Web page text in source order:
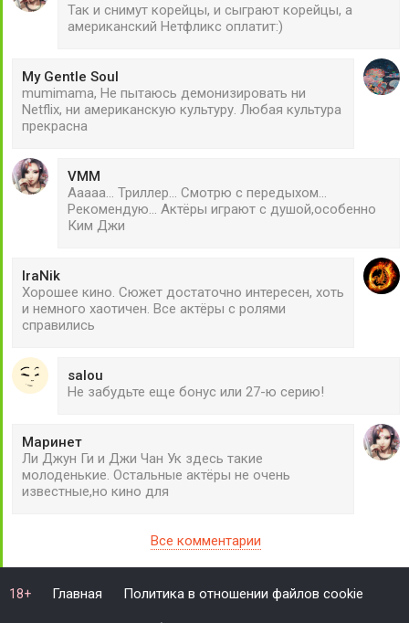
Так и снимут корейцы, и сыграют корейцы, а
американский Нетфликс оплатит:)
My Gentle Soul
mumimama, Не пытаюсь демонизировать ни
Netflix, ни американскую культуру. Любая культура
прекрасна
VMM
Ааааа... Триллер... Смотрю с передыхом...
Рекомендую... Актёры играют с душой,особенно
Ким Джи
IraNik
Хорошее кино. Сюжет достаточно интересен, хоть
и немного хаотичен. Все актёры с ролями
справились
salou
Не забудьте еще бонус или 27-ю серию!
Маринет
Ли Джун Ги и Джи Чан Ук здесь такие
молоденькие. Остальные актёры не очень
известные,но кино для
Все комментарии
18+ Главная Политика в отношении файлов cookie